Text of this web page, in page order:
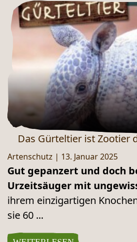
Das Gürteltier ist Zootier
Artenschutz | 13. Januar 2025
Gut gepanzert und doch
Urzeitsäuger mit
ihrem einzigartigen
sie 60 ...